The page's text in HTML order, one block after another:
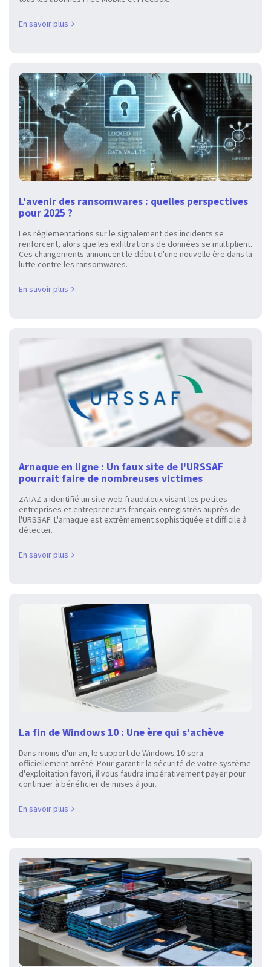
En savoir plus
L'avenir des ransomwares : quelles perspectives
pour 2025 ?
Les réglementations sur le signalement des incidents se
renforcent, alors que les exfiltrations de données se multiplient.
Ces changements annoncent le début d'une nouvelle ère dans la
lutte contre les ransomwares.
En savoir plus
Arnaque en ligne : Un faux site de l'URSSAF
pourrait faire de nombreuses victimes
ZATAZ a identifié un site web frauduleux visant les petites
entreprises et entrepreneurs français enregistrés auprès de
l'URSSAF. L'arnaque est extrêmement sophistiquée et difficile à
détecter.
En savoir plus
La fin de Windows 10 : Une ère qui s'achève
Dans moins d'un an, le support de Windows 10 sera
officiellement arrêté. Pour garantir la sécurité de votre système
d'exploitation favori, il vous faudra impérativement payer pour
continuer à bénéficier de mises à jour.
En savoir plus